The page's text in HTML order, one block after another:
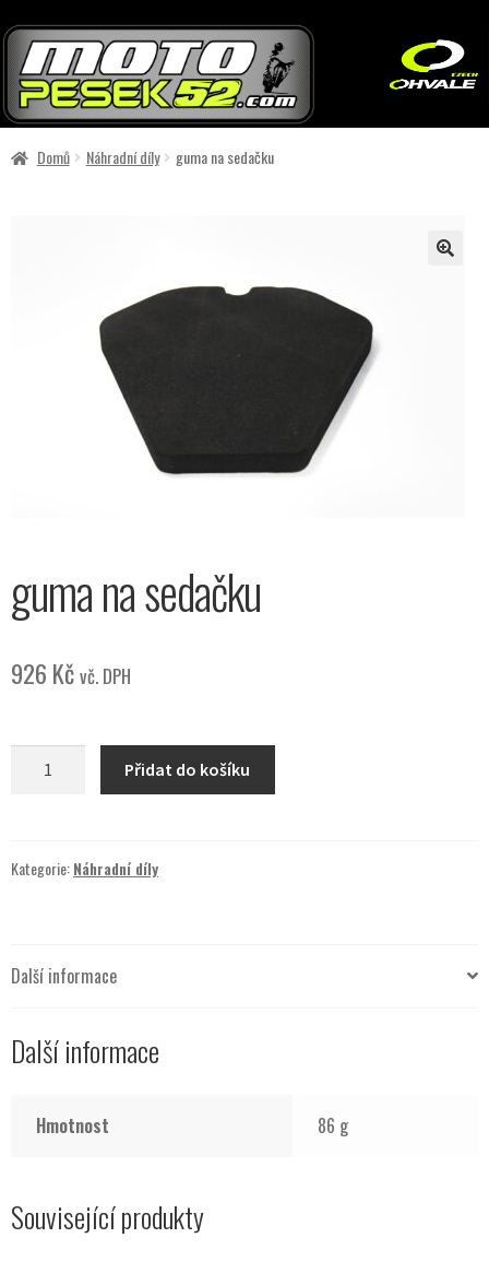
Přeskočit
na
navigaci
Přejít
obsahu
webu
Domů Náhradní díly guma na sedačku
guma na sedačku
926 Kč vč. DPH
guma
Přidat do košíku
Kategorie:Náhradní díly
Další informace
Další informace
Hmotnost 86 g
Související produkty